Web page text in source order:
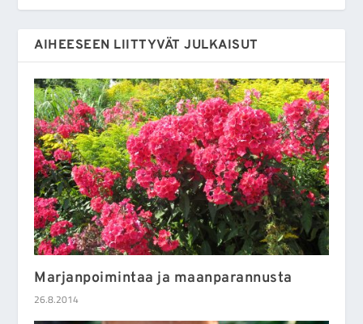
AIHEESEEN LIITTYVÄT JULKAISUT
Marjanpoimintaa ja maanparannusta
26.8.2014